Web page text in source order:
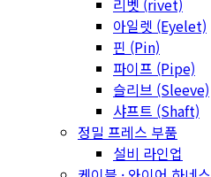
리벳 (rivet)
아일렛 (Eyelet)
핀 (Pin)
파이프 (Pipe)
슬리브 (Sleeve)
샤프트 (Shaft)
정밀 프레스 부품
설비 라인업